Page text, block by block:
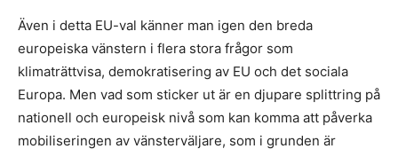
Även i detta EU-val känner man igen den breda
europeiska vänstern i flera stora frågor som
klimaträttvisa, demokratisering av EU och det sociala
Europa. Men vad som sticker ut är en djupare splittring på
nationell och europeisk nivå som kan komma att påverka
mobiliseringen av vänsterväljare, som i grunden är